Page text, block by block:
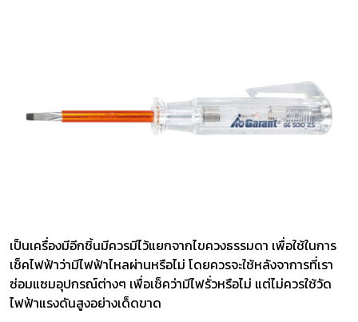
เป็นเครื่องมีอีกชิ้นมีควรมีไว้แยกจากไขควงธรรมดา เพื่อใช้ในการ
เช็คไฟฟ้าว่ามีไฟฟ้าไหลผ่านหรือไม่ โดยควรจะใช้หลังจาการที่เรา
ซ่อมแซมอุปกรณ์ต่างๆ เพื่อเช็คว่ามีไฟรั่วหรือไม่ แต่ไม่ควรใช้วัด
ไฟฟ้าแรงดันสูงอย่างเด็ดขาด